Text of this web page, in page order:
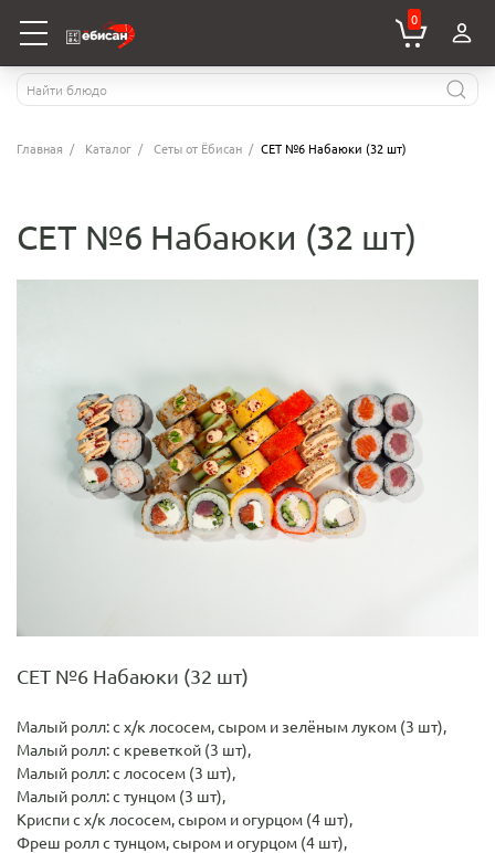
0
Главная Каталог Сеты от Ёбисан СЕТ №6 Набаюки (32 шт)
СЕТ №6 Набаюки (32 шт)
СЕТ №6 Набаюки (32 шт)
Малый ролл: с х/к лососем, сыром и зелёным луком (3 шт),
Малый ролл: с креветкой (3 шт),
Малый ролл: с лососем (3 шт),
Малый ролл: с тунцом (3 шт),
Криспи с х/к лососем, сыром и огурцом (4 шт),
Фреш ролл с тунцом, сыром и огурцом (4 шт),